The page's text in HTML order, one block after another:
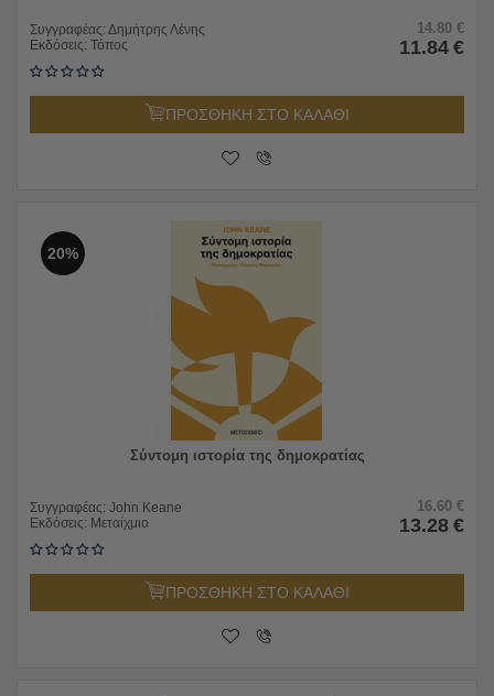
Συγγραφέας: Δημήτρης Λένης
Εκδόσεις: Τόπος
14.80 €
11.84 €
ΠΡΟΣΘΗΚΗ ΣΤΟ ΚΑΛΑΘΙ
20%
Σύντομη ιστορία της δημοκρατίας
Συγγραφέας: John Keane
Εκδόσεις: Μεταίχμιο
16.60 €
13.28 €
ΠΡΟΣΘΗΚΗ ΣΤΟ ΚΑΛΑΘΙ